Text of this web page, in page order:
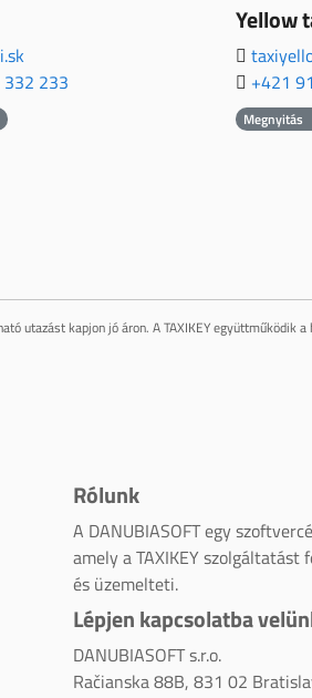
233
Yellow
+421
Megnyitás
utazást kapjon jó áron. A TAXIKEY együttműködik
Rólunk
A DANUBIASOFT egy
amely a TAXIKEY szolgáltatást
és üzemelteti.
Lépjen kapcsolatba
DANUBIASOFT s.r.o.
Račianska 88B, 831 02